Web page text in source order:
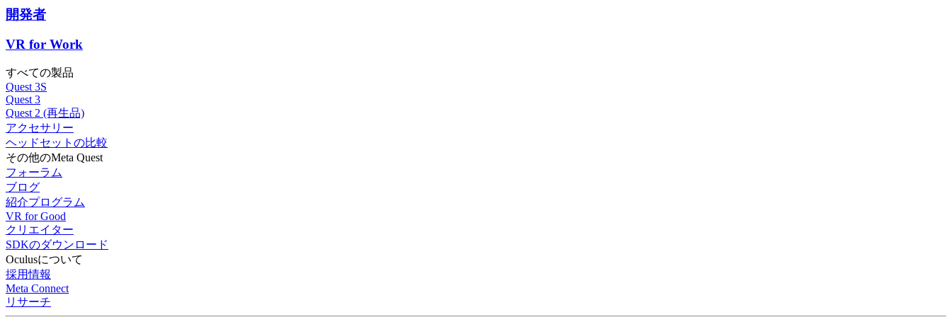
開発者
VR for Work
すべての製品
Quest 3S
Quest 3
Quest 2 (再生品)
アクセサリー
ヘッドセットの比較
その他のMeta Quest
フォーラム
ブログ
紹介プログラム
VR for Good
クリエイター
SDKのダウンロード
Oculusについて
採用情報
Meta Connect
リサーチ